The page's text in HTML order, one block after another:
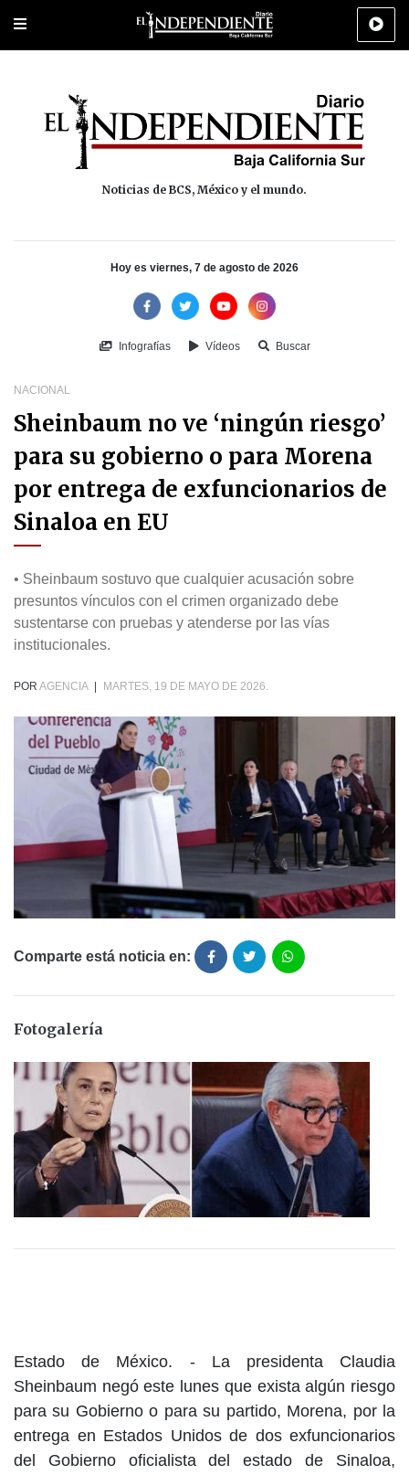
Portada Los Cabos Policiaca Deportes Cultura
Noticias de BCS, México y el mundo.
Hoy es viernes, 7 de agosto de 2026
Infografías Vídeos Buscar
NACIONAL
Sheinbaum no ve ‘ningún riesgo’
para su gobierno o para Morena
por entrega de exfuncionarios de
Sinaloa en EU
• Sheinbaum sostuvo que cualquier acusación sobre
presuntos vínculos con el crimen organizado debe
sustentarse con pruebas y atenderse por las vías
institucionales.
POR AGENCIA MARTES, 19 DE MAYO DE 2026.
Comparte está noticia en:
Fotogalería
Estado de México. - La presidenta Claudia
Sheinbaum negó este lunes que exista algún riesgo
para su Gobierno o para su partido, Morena, por la
entrega en Estados Unidos de dos exfuncionarios
del Gobierno oficialista del estado de Sinaloa,